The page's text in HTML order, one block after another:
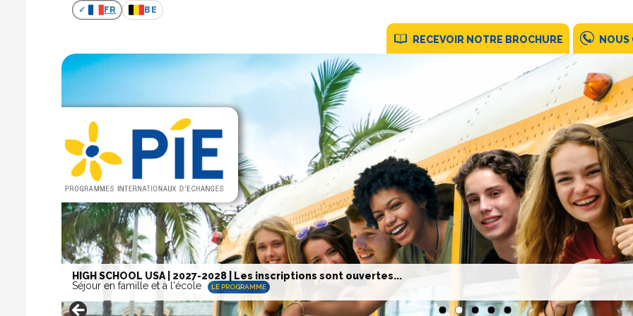
FR BE
RECEVOIR NOTRE BROCHURE NOUS
HIGH SCHOOL USA | 2027-2028 | Les inscriptions sont ouvertes...
Séjour en famille et à l'école
LE PROGRAMME